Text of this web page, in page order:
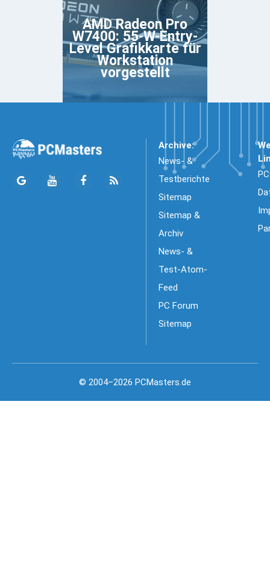
AMD Radeon Pro
W7400: 55-W-Entry-
Level Grafikkarte für
Workstation
vorgestellt
Archive:
News- &
Testberichte
Sitemap
Sitemap &
Archiv
News- &
Test-Atom-
Feed
PC Forum
Sitemap
© 2004–2026 PCMasters.de